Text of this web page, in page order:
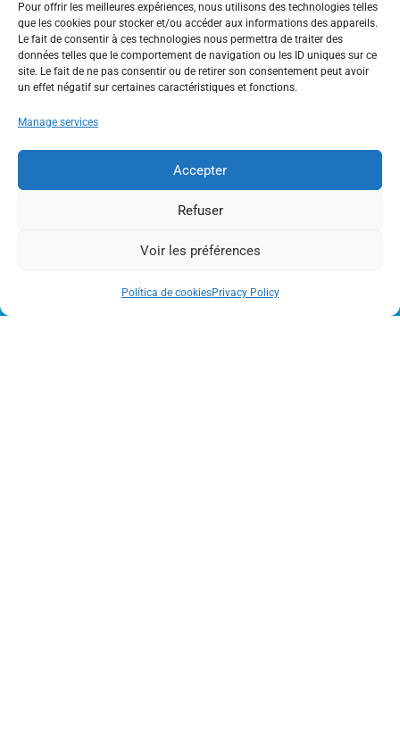
Pour offrir les meilleures expériences, nous utilisons des technologies telles
que les cookies pour stocker et/ou accéder aux informations des appareils.
Le fait de consentir à ces technologies nous permettra de traiter des
données telles que le comportement de navigation ou les ID uniques sur ce
site. Le fait de ne pas consentir ou de retirer son consentement peut avoir
un effet négatif sur certaines caractéristiques et fonctions.
Manage services
Accepter
Refuser
Voir les préférences
Política de cookiesPrivacy Policy
31110 Bagnères-de-Luchon
Contact us
FIND US